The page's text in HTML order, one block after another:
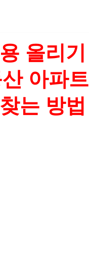
올리기
아파트
는 방법